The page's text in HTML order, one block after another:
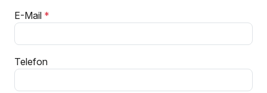
E-Mail
Telefon